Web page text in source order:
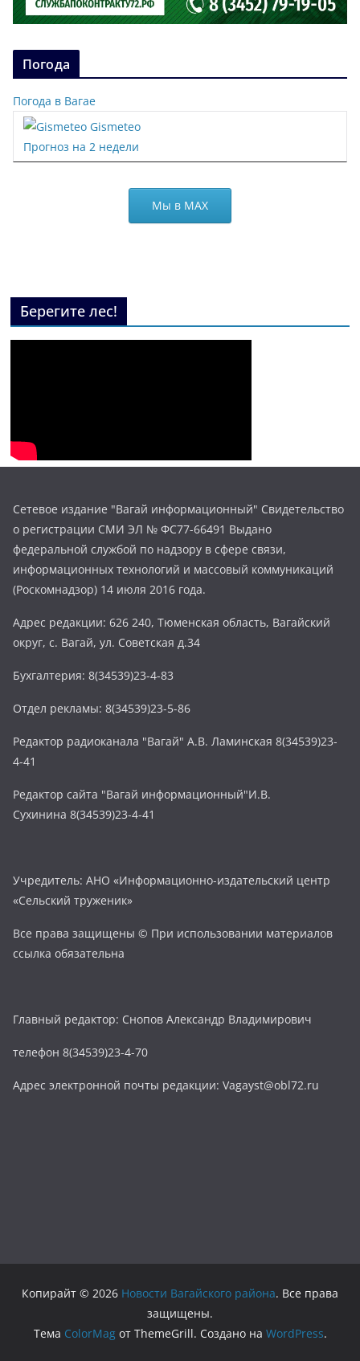
Погода
Погода в Вагае
Gismeteo
Прогноз на 2 недели
Мы в МАХ
Берегите лес!
Сетевое издание "Вагай информационный" Свидетельство
о регистрации СМИ ЭЛ № ФС77-66491 Выдано
федеральной службой по надзору в сфере связи,
информационных технологий и массовый коммуникаций
(Роскомнадзор) 14 июля 2016 года.
Адрес редакции: 626 240, Тюменская область, Вагайский
округ, с. Вагай, ул. Советская д.34
Бухгалтерия: 8(34539)23-4-83
Отдел рекламы: 8(34539)23-5-86
Редактор радиоканала "Вагай" А.В. Ламинская 8(34539)23-
4-41
Редактор сайта "Вагай информационный"И.В.
Сухинина 8(34539)23-4-41
Учредитель: АНО «Информационно-издательский центр
«Сельский труженик»
Все права защищены © При использовании материалов
ссылка обязательна
Главный редактор: Снопов Александр Владимирович
телефон 8(34539)23-4-70
Адрес электронной почты редакции: Vagayst@obl72.ru
Копирайт © 2026 Новости Вагайского района. Все права
защищены.
Тема ColorMagот ThemeGrill. Создано на WordPress.